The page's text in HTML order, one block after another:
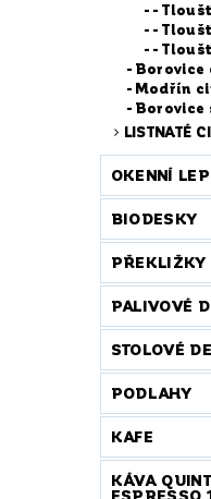
-
-
-
Borovice
Modřín
Borovice
LISTNATÉ
OKENNÍ
BIODESKY
PŘEKLIŽKY
PALIVOVÉ
STOLOVÉ
PODLAHY
KAFE
KÁVA
ESPRESSO